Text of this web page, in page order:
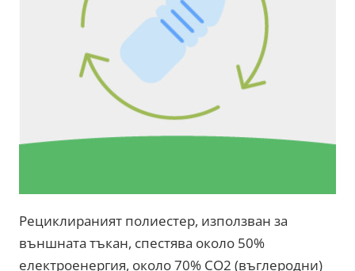
Рециклираният полиестер, използван за
външната тъкан, спестява около 50%
електроенергия, около 70% CO2 (въглеродни)